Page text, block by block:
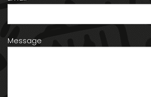
Message